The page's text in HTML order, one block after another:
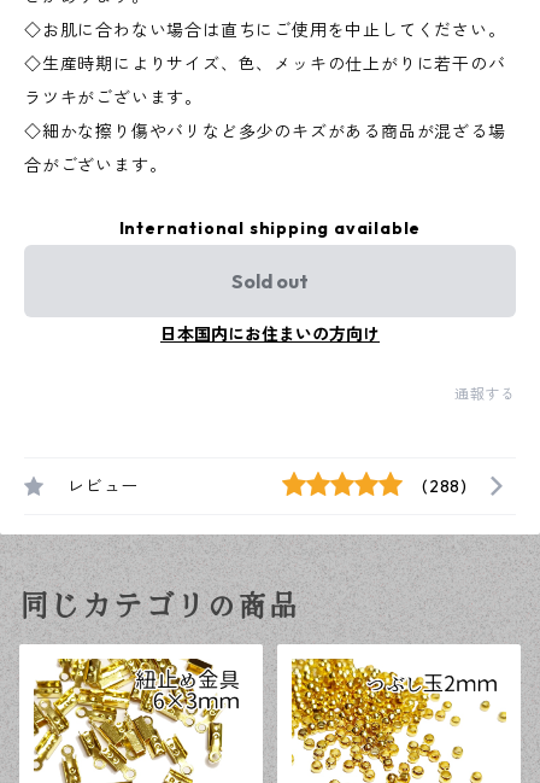
◇お肌に合わない場合は直ちにご使用を中止してください。
◇生産時期によりサイズ、色、メッキの仕上がりに若干のバ
ラツキがございます。
◇細かな擦り傷やバリなど多少のキズがある商品が混ざる場
合がございます。
International shipping available
Sold out
日本国内にお住まいの方向け
通報する
レビュー (288)
同じカテゴリの商品